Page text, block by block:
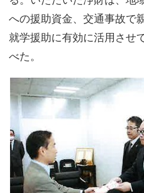
への援助資金、交通事故で
就学援助に有効に活用させ
べた。